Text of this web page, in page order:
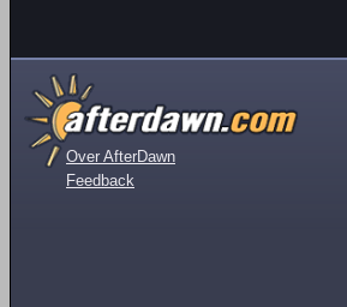
Over AfterDawn
Feedback